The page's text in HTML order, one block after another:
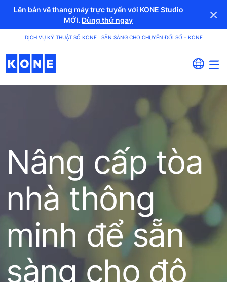
Lên bản vẽ thang máy trực tuyến với KONE Studio
MỚI. Dùng thử ngay
DỊCH VỤ KỸ THUẬT SỐ KONE | SẴN SÀNG CHO CHUYỂN ĐỔI SỐ – KONE
Nâng cấp tòa
nhà thông
minh để sẵn
sàng cho đô